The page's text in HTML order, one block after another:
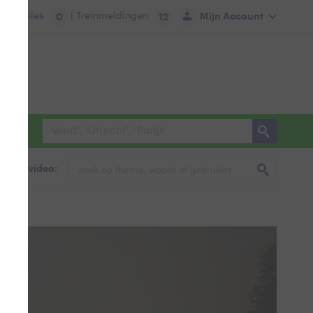
Mijn Account
Files 0 | Treinmeldingen 12
& video: